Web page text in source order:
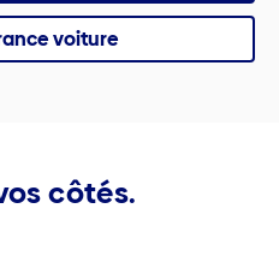
voiture
côtés.